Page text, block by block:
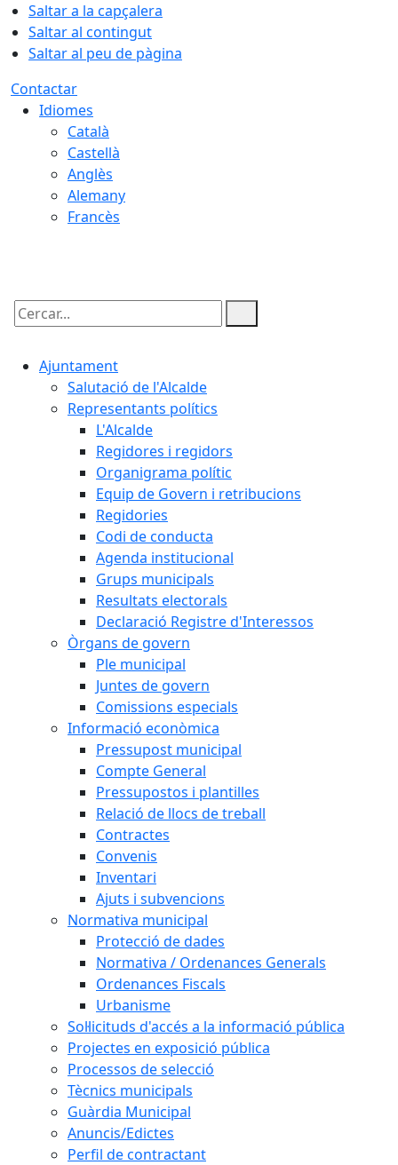
Saltar a la capçalera
Saltar al contingut
Saltar al peu de pàgina
Contactar
Idiomes
Català
Castellà
Anglès
Alemany
Francès
Cercar:
Ajuntament
Salutació de l'Alcalde
Representants polítics
L'Alcalde
Regidores i regidors
Organigrama polític
Equip de Govern i retribucions
Regidories
Codi de conducta
Agenda institucional
Grups municipals
Resultats electorals
Declaració Registre d'Interessos
Òrgans de govern
Ple municipal
Juntes de govern
Comissions especials
Informació econòmica
Pressupost municipal
Compte General
Pressupostos i plantilles
Relació de llocs de treball
Contractes
Convenis
Inventari
Ajuts i subvencions
Normativa municipal
Protecció de dades
Normativa / Ordenances Generals
Ordenances Fiscals
Urbanisme
Sol·licituds d'accés a la informació pública
Projectes en exposició pública
Processos de selecció
Tècnics municipals
Guàrdia Municipal
Anuncis/Edictes
Perfil de contractant